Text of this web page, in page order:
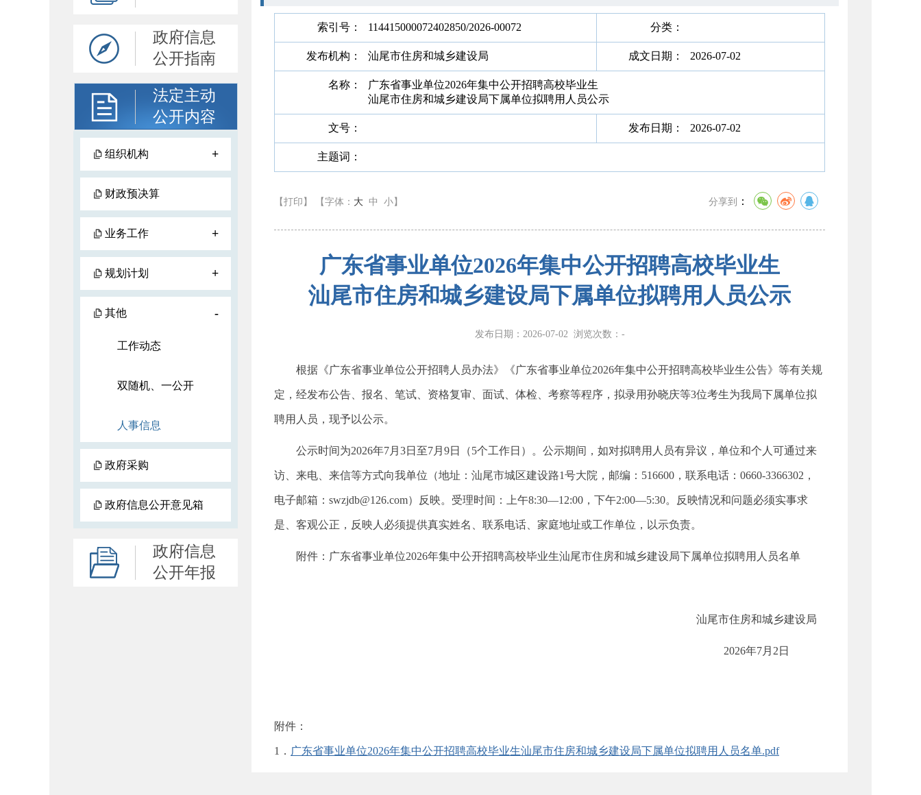
政府信息
公开指南
法定主动
公开内容
组织机构 +
财政预决算
业务工作 +
规划计划 +
其他 -
工作动态
双随机、一公开
人事信息
政府采购
政府信息公开意见箱
政府信息
公开年报
索引号： 114415000072402850/2026-00072 分类：
发布机构： 汕尾市住房和城乡建设局 成文日期： 2026-07-02
名称：
广东省事业单位2026年集中公开招聘高校毕业生
汕尾市住房和城乡建设局下属单位拟聘用人员公示
文号： 发布日期： 2026-07-02
主题词：
【打印】 【字体： 大 中 小 】 分享到 ：
广东省事业单位2026年集中公开招聘高校毕业生
汕尾市住房和城乡建设局下属单位拟聘用人员公示
发布日期：2026-07-02 浏览次数： -
根据《广东省事业单位公开招聘人员办法》《广东省事业单位2026年集中公开招聘高校毕业生公告》等有关规
定，经发布公告、报名、笔试、资格复审、面试、体检、考察等程序，拟录用孙晓庆等3位考生为我局下属单位拟
聘用人员，现予以公示。
公示时间为2026年7月3日至7月9日（5个工作日）。公示期间，如对拟聘用人员有异议，单位和个人可通过来
访、来电、来信等方式向我单位（地址：汕尾市城区建设路1号大院，邮编：516600，联系电话：0660-3366302，
电子邮箱：swzjdb@126.com）反映。受理时间：上午8:30—12:00，下午2:00—5:30。反映情况和问题必须实事求
是、客观公正，反映人必须提供真实姓名、联系电话、家庭地址或工作单位，以示负责。
附件：广东省事业单位2026年集中公开招聘高校毕业生汕尾市住房和城乡建设局下属单位拟聘用人员名单
汕尾市住房和城乡建设局
2026年7月2日
附件：
1． 广东省事业单位2026年集中公开招聘高校毕业生汕尾市住房和城乡建设局下属单位拟聘用人员名单.pdf